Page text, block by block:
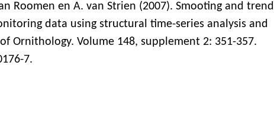
Roomen en A. van Strien (2007). Smooting and trend
data using structural time-series analysis and
Ornithology. Volume 148, supplement 2: 351-357.
7.